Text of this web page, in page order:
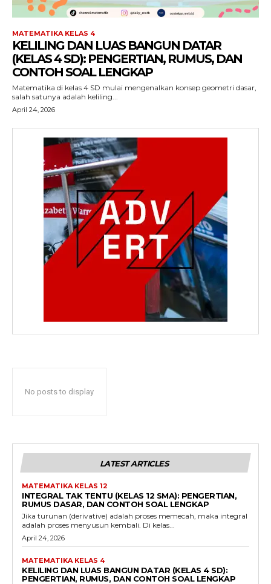
MATEMATIKA KELAS 4
KELILING DAN LUAS BANGUN DATAR
(KELAS 4 SD): PENGERTIAN, RUMUS, DAN
CONTOH SOAL LENGKAP
Matematika di kelas 4 SD mulai mengenalkan konsep geometri dasar,
salah satunya adalah keliling...
April 24, 2026
No posts to display
LATEST ARTICLES
MATEMATIKA KELAS 12
INTEGRAL TAK TENTU (KELAS 12 SMA): PENGERTIAN,
RUMUS DASAR, DAN CONTOH SOAL LENGKAP
Jika turunan (derivative) adalah proses memecah, maka integral
adalah proses menyusun kembali. Di kelas...
April 24, 2026
MATEMATIKA KELAS 4
KELILING DAN LUAS BANGUN DATAR (KELAS 4 SD):
PENGERTIAN, RUMUS, DAN CONTOH SOAL LENGKAP